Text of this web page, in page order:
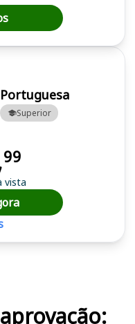
Superior
99
vista